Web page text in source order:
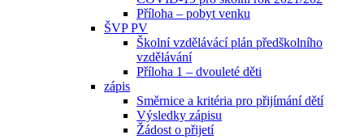
Příloha – pobyt venku
ŠVP PV
Školní vzdělávácí plán předškolního
vzdělávání
Příloha 1 – dvouleté děti
zápis
Směrnice a kritéria pro přijímání dětí
Výsledky zápisu
Žádost o přijetí